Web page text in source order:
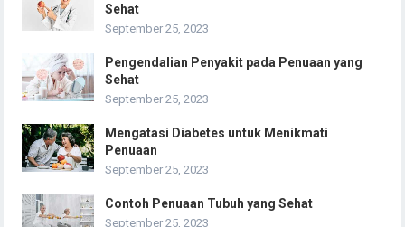
Contoh Penuaan Tubuh yang Sehat
Memerangi Kolesterol Tinggi
September 25, 2023
Melawan Obesitas untuk Menjalani Penuaan
yang Sehat